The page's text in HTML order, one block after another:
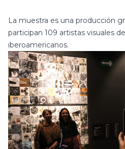
La muestra es una producción
participan 109 artistas visuales
iberoamericanos.